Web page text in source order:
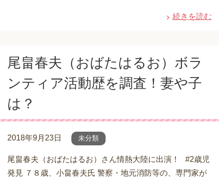
続きを読む
尾畠春夫（おばたはるお）ボラ
ンティア活動歴を調査！妻や子
は？
2018年9月23日 未分類
尾畠春夫（おばたはるお）さん情熱大陸に出演！ #2歳児
発見 ７８歳、小畠春夫氏 警察・地元消防等の、専門家が